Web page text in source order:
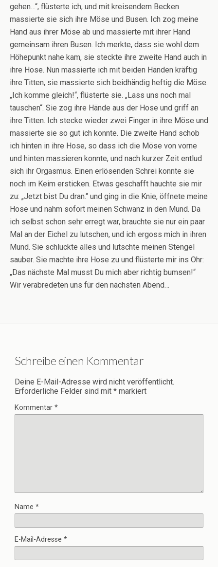
gehen…“, flüsterte ich, und mit kreisendem Becken
massierte sie sich ihre Möse und Busen. Ich zog meine
Hand aus ihrer Möse ab und massierte mit ihrer Hand
gemeinsam ihren Busen. Ich merkte, dass sie wohl dem
Höhepunkt nahe kam, sie steckte ihre zweite Hand auch in
ihre Hose. Nun massierte ich mit beiden Händen kräftig
ihre Titten, sie massierte sich beidhändig heftig die Möse.
„Ich komme gleich!“, flüsterte sie. „Lass uns noch mal
tauschen“. Sie zog ihre Hände aus der Hose und griff an
ihre Titten. Ich stecke wieder zwei Finger in ihre Möse und
massierte sie so gut ich konnte. Die zweite Hand schob
ich hinten in ihre Hose, so dass ich die Möse von vorne
und hinten massieren konnte, und nach kurzer Zeit entlud
sich ihr Orgasmus. Einen erlösenden Schrei konnte sie
noch im Keim ersticken. Etwas geschafft hauchte sie mir
zu: „Jetzt bist Du dran.“ und ging in die Knie, öffnete meine
Hose und nahm sofort meinen Schwanz in den Mund. Da
ich selbst schon sehr erregt war, brauchte sie nur ein paar
Mal an der Eichel zu lutschen, und ich ergoss mich in ihren
Mund. Sie schluckte alles und lutschte meinen Stengel
sauber. Sie machte ihre Hose zu und flüsterte mir ins Ohr:
„Das nächste Mal musst Du mich aber richtig bumsen!“
Wir verabredeten uns für den nächsten Abend…
Schreibe einen Kommentar
Deine E-Mail-Adresse wird nicht veröffentlicht.
Erforderliche Felder sind mit * markiert
Kommentar *
Name *
E-Mail-Adresse *